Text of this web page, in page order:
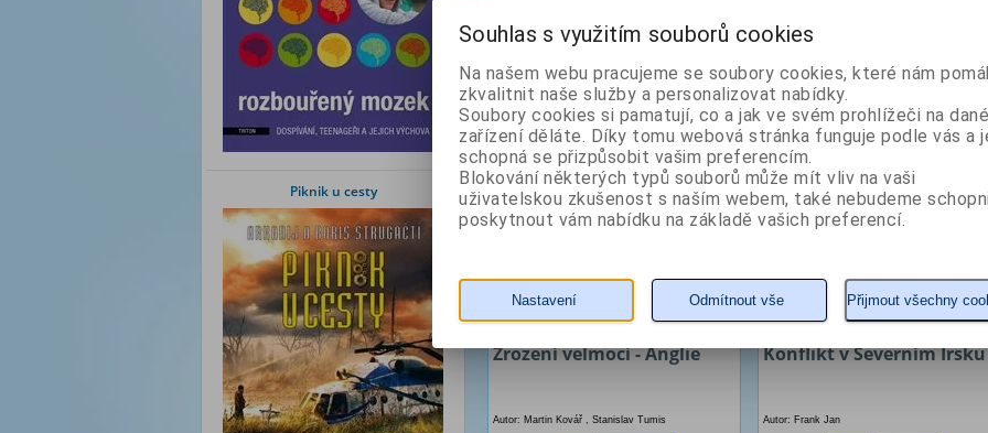
Piknik u cesty
V knize Alžběta II., Život moderní panovnice se seznámíme s dívkou, jež se
co se její strýc vzdá trůnu. Ve třinácti letech se zamiluje do mladého kadeta
rodiče dávají přednost bohatším britským šlechticům. Vidíme dospí­vající Lilibet
stát na balkóně Buckinghamského paláce po boku Winstona Churchilla.
panovnice a matky dvou malých dětí. Sally Bedell Smithová nás uvádí do
„červené krabice“ oficiálních listin, každotýdenní schůzky postupně s dvanácti
cesty, neustálý dohled tisku – i její osobní vztahy: s princem Filipem, celoživotní
dětmi, jejichž manželství většinou zkrachovala, s vnou­čaty a přáteli.
Nesmírně čtivá, ale badatelsky pečlivě připravená kniha ukazuje zblízka ženu,
smysl pro humor a bystrý intelekt, díky nimž zvládá nejnáročnější úkoly
do fungování poslední velké světové monarchie.
Z naší nabídky vám doporučujeme
Zrození velmocí - Anglie
Autor: Martin Kovář , Stanislav Tumis
Konflikt v Severním Irsku
Autor: Frank Jan
Souhlas s využitím souborů cookies
Na našem webu pracujeme se soubory cookies, které nám
zkvalitnit naše služby a personalizovat nabídky.
Soubory cookies si pamatují, co a jak ve svém prohlížeči na
zařízení děláte. Díky tomu webová stránka funguje podle vás a
schopná se přizpůsobit vašim preferencím.
Blokování některých typů souborů může mít vliv na vaši
uživatelskou zkušenost s naším webem, také nebudeme schopni
poskytnout vám nabídku na základě vašich preferencí.
Nastavení Odmítnout vše Přijmout všechny